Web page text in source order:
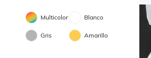
Multicolor Blanco
Gris Amarillo